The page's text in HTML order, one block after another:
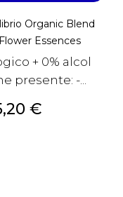
Organic Blend
Essences
+ 0% alcol
presente: -...
€